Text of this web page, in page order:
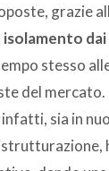
grazie
isolamento
stesso
del mercato.
sia in